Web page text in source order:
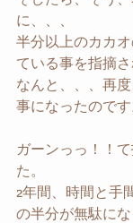
に、、、
半分以上のカカ
ている事を指摘さ
なんと、、、再
事になったのです
ガーンっっ！！
た。
2年間、時間と手
の半分が無駄にな